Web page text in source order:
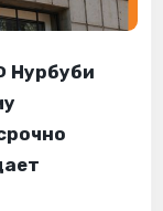
Нурбуби